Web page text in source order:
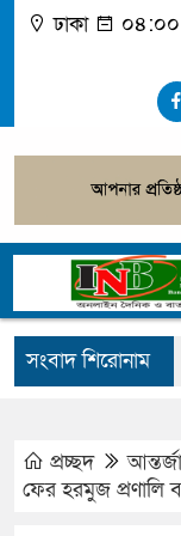
ঢাকা
সংবাদ শিরোনাম
প্রচ্ছদ
ফের হরমুজ প্রণালি